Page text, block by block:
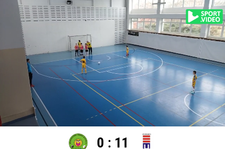
Unmute Loaded
100.00%
settings edit
0 : 11